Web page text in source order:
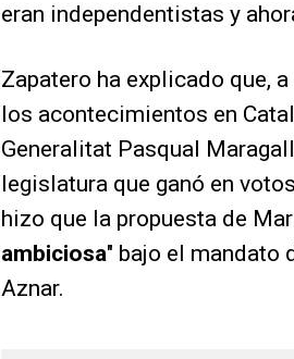
eran independentistas y
Zapatero ha explicado que,
los acontecimientos en
Generalitat Pasqual
legislatura que ganó en
hizo que la propuesta de
ambiciosa" bajo el mandato
Aznar.